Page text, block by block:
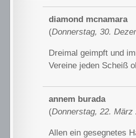
diamond mcnamara
(Donnerstag, 30.
Dreimal geimpft und
Vereine jeden Scheiß
annem burada
(Donnerstag, 22. März
Allen ein gesegnetes